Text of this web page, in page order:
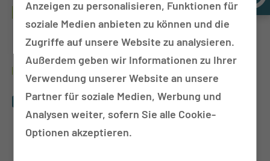
PROF. DR. MED. BJÖRN BRÜCHER
BIBLIOGRAPHIE
Bi­blio­gra­phie Prof. Dr. med. Björn Brü­cher (867.28 KB)
Anzeigen zu personalisieren, Funktionen für
soziale Medien anbieten zu können und die
Zugriffe auf unsere Website zu analysieren.
Außerdem geben wir Informationen zu Ihrer
Verwendung unserer Website an unsere
Partner für soziale Medien, Werbung und
Analysen weiter, sofern Sie alle Cookie-
Optionen akzeptieren.